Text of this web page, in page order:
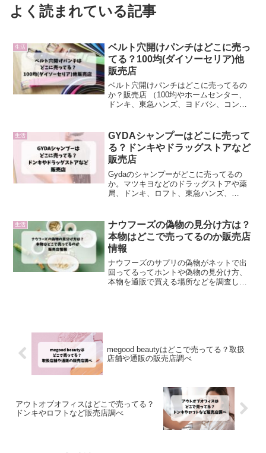
よく読まれている記事
生活
ベルト穴開けパンチはどこに売っ
てる？100均(ダイソーセリア)他
販売店
ベルト穴開けパンチはどこに売ってるの
か？販売店 （100均やホームセンター、
ドンキ、東急ハンズ、ヨドバシ、コンビ
生活
GYDAシャンプーはどこに売って
る？ドンキやドラッグストアなど
販売店
Gydaのシャンプーがどこに売ってるの
か。マツキヨなどのドラッグストアや薬
局、ドンキ、ロフト、東急ハンズ、
生活
ナウフーズの偽物の見分け方は？
本物はどこで売ってるのか販売店
情報
ナウフーズのサプリの偽物がネットで出
回ってるってホントや偽物の見分け方、
本物を通販で買える場所などを調査しま
megood beautyはどこで売ってる？取扱
店舗や通販の販売店調べ
アウトオブオフィスはどこで売ってる？
ドンキやロフトなど販売店調べ